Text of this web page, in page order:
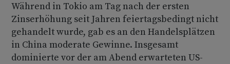
Während in Tokio am Tag nach der ersten
Zinserhöhung seit Jahren feiertagsbedingt nicht
gehandelt wurde, gab es an den Handelsplätzen
in China moderate Gewinne. Insgesamt
dominierte vor der am Abend erwarteten US-